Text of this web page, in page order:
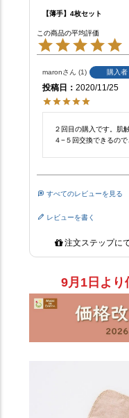
9月1日より
【薄手】4枚セット
maron 1 購入者
投稿日
2020/11/25
２回目の購入です。肌
４−５回交換できるの
すべてのレビューを見る
レビューを書く
注文ステップに